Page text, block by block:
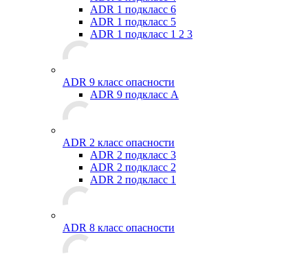
ADR 1 подкласс 6
ADR 1 подкласс 5
ADR 1 подкласс 1 2 3
ADR 9 класс опасности
ADR 9 подкласс A
ADR 2 класс опасности
ADR 2 подкласс 3
ADR 2 подкласс 2
ADR 2 подкласс 1
ADR 8 класс опасности